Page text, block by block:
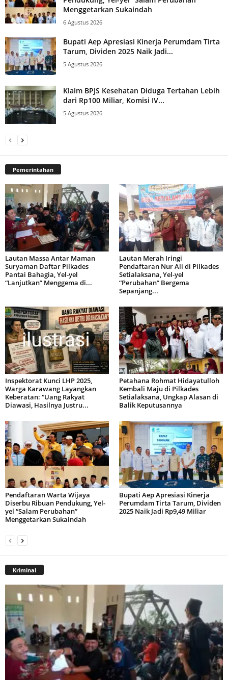
Menggetarkan Sukaindah
6 Agustus 2026
Bupati Aep Apresiasi Kinerja Perumdam Tirta
Tarum, Dividen 2025 Naik Jadi...
5 Agustus 2026
Klaim BPJS Kesehatan Diduga Tertahan Lebih
dari Rp100 Miliar, Komisi IV...
5 Agustus 2026
Pemerintahan
Lautan Massa Antar Maman
Suryaman Daftar Pilkades
Pantai Bahagia, Yel-yel
“Lanjutkan” Menggema di...
Lautan Merah Iringi
Pendaftaran Nur Ali di Pilkades
Setialaksana, Yel-yel
“Perubahan” Bergema
Sepanjang...
Inspektorat Kunci LHP 2025,
Warga Karawang Layangkan
Keberatan: “Uang Rakyat
Diawasi, Hasilnya Justru...
Petahana Rohmat Hidayatulloh
Kembali Maju di Pilkades
Setialaksana, Ungkap Alasan di
Balik Keputusannya
Pendaftaran Warta Wijaya
Diserbu Ribuan Pendukung, Yel-
yel “Salam Perubahan”
Menggetarkan Sukaindah
Bupati Aep Apresiasi Kinerja
Perumdam Tirta Tarum, Dividen
2025 Naik Jadi Rp9,49 Miliar
Kriminal